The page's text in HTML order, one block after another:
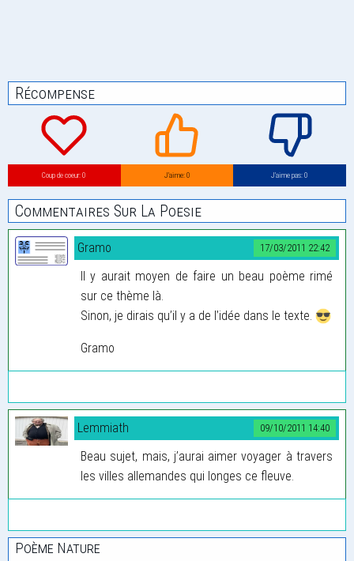
Récompense
Coup de coeur: 0 J’aime: 0 J’aime pas: 0
Commentaires Sur La Poesie
17/03/2011 22:42
Gramo
Il y aurait moyen de faire un beau poème rimé
sur ce thème là.
Sinon, je dirais qu’il y a de l’idée dans le texte.
Gramo
09/10/2011 14:40
Lemmiath
Beau sujet, mais, j’aurai aimer voyager à travers
les villes allemandes qui longes ce fleuve.
Poème Nature